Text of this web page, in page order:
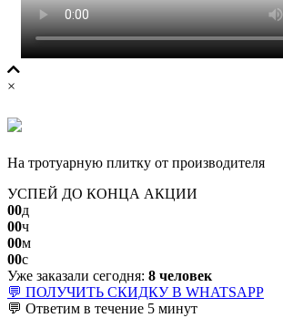
×
На тротуарную плитку от производителя
УСПЕЙ ДО КОНЦА АКЦИИ
00д
00ч
00м
00с
Уже заказали сегодня: 8 человек
💬 ПОЛУЧИТЬ СКИДКУ В WHATSAPP
💬 Ответим в течение 5 минут